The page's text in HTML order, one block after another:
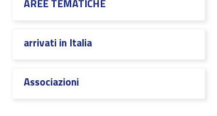
AREE TEMATICHE
arrivati in Italia
Associazioni